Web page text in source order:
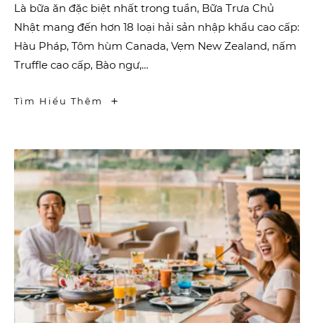
Là bữa ăn đặc biệt nhất trong tuần, Bữa Trưa Chủ
Nhật mang đến hơn 18 loại hải sản nhập khẩu cao cấp:
Hàu Pháp, Tôm hùm Canada, Vẹm New Zealand, nấm
Truffle cao cấp, Bào ngư,…
Tìm Hiểu Thêm
Bữa
Biệt